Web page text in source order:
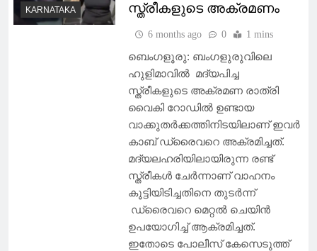
KARNATAKA
സ്ത്രീകളുടെ അക്രമണം
6 months ago 0 1 mins
ബെംഗളൂരു: ബംഗളുരുവിലെ
ഹുളിമാവിൽ മദ്യപിച്ച
സ്ത്രീകളുടെ അക്രമണ രാത്രി
വൈകി റോഡിൽ ഉണ്ടായ
വാക്കുതർക്കത്തിനിടയിലാണ് ഇവർ
കാബ് ഡ്രൈവറെ അക്രമിച്ചത്.
മദ്യലഹരിയിലായിരുന്ന രണ്ട്
സ്ത്രീകൾ ചേർന്നാണ് വാഹനം
കൂട്ടിയിടിച്ചതിനെ തുടർന്ന്
ഡ്രൈവറെ മെറ്റൽ ചെയിൻ
ഉപയോഗിച്ച് ആക്രമിച്ചത്.
ഇതോടെ പോലീസ് കേസെടുത്ത്